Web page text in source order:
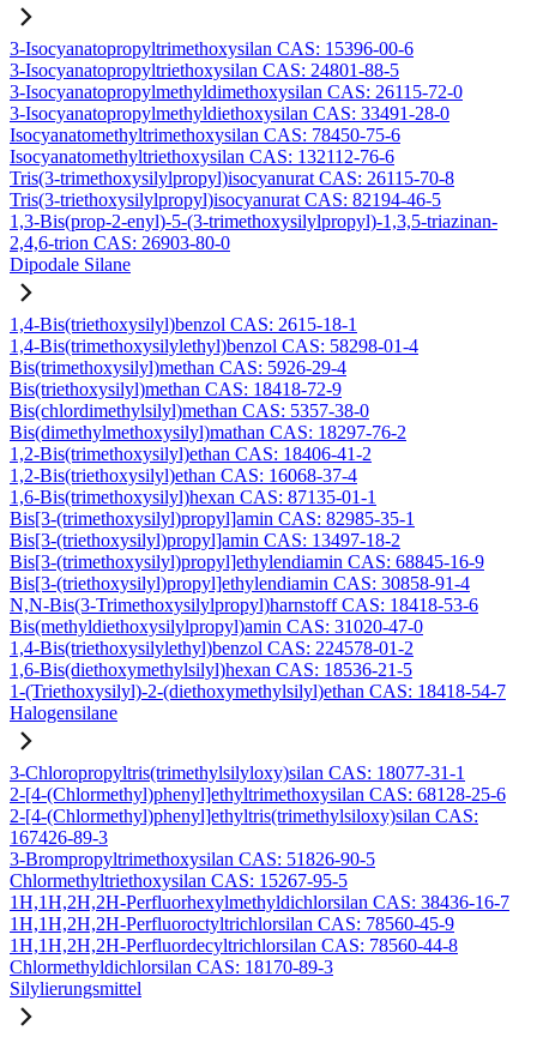
3-Isocyanatopropyltrimethoxysilan CAS: 15396-00-6
3-Isocyanatopropyltriethoxysilan CAS: 24801-88-5
3-Isocyanatopropylmethyldimethoxysilan CAS: 26115-72-0
3-Isocyanatopropylmethyldiethoxysilan CAS: 33491-28-0
Isocyanatomethyltrimethoxysilan CAS: 78450-75-6
Isocyanatomethyltriethoxysilan CAS: 132112-76-6
Tris(3-trimethoxysilylpropyl)isocyanurat CAS: 26115-70-8
Tris(3-triethoxysilylpropyl)isocyanurat CAS: 82194-46-5
1,3-Bis(prop-2-enyl)-5-(3-trimethoxysilylpropyl)-1,3,5-triazinan-
2,4,6-trion CAS: 26903-80-0
Dipodale Silane
1,4-Bis(triethoxysilyl)benzol CAS: 2615-18-1
1,4-Bis(trimethoxysilylethyl)benzol CAS: 58298-01-4
Bis(trimethoxysilyl)methan CAS: 5926-29-4
Bis(triethoxysilyl)methan CAS: 18418-72-9
Bis(chlordimethylsilyl)methan CAS: 5357-38-0
Bis(dimethylmethoxysilyl)mathan CAS: 18297-76-2
1,2-Bis(trimethoxysilyl)ethan CAS: 18406-41-2
1,2-Bis(triethoxysilyl)ethan CAS: 16068-37-4
1,6-Bis(trimethoxysilyl)hexan CAS: 87135-01-1
Bis[3-(trimethoxysilyl)propyl]amin CAS: 82985-35-1
Bis[3-(triethoxysilyl)propyl]amin CAS: 13497-18-2
Bis[3-(trimethoxysilyl)propyl]ethylendiamin CAS: 68845-16-9
Bis[3-(triethoxysilyl)propyl]ethylendiamin CAS: 30858-91-4
N,N-Bis(3-Trimethoxysilylpropyl)harnstoff CAS: 18418-53-6
Bis(methyldiethoxysilylpropyl)amin CAS: 31020-47-0
1,4-Bis(triethoxysilylethyl)benzol CAS: 224578-01-2
1,6-Bis(diethoxymethylsilyl)hexan CAS: 18536-21-5
1-(Triethoxysilyl)-2-(diethoxymethylsilyl)ethan CAS: 18418-54-7
Halogensilane
3-Chloropropyltris(trimethylsilyloxy)silan CAS: 18077-31-1
2-[4-(Chlormethyl)phenyl]ethyltrimethoxysilan CAS: 68128-25-6
2-[4-(Chlormethyl)phenyl]ethyltris(trimethylsiloxy)silan CAS:
167426-89-3
3-Brompropyltrimethoxysilan CAS: 51826-90-5
Chlormethyltriethoxysilan CAS: 15267-95-5
1H,1H,2H,2H-Perfluorhexylmethyldichlorsilan CAS: 38436-16-7
1H,1H,2H,2H-Perfluoroctyltrichlorsilan CAS: 78560-45-9
1H,1H,2H,2H-Perfluordecyltrichlorsilan CAS: 78560-44-8
Chlormethyldichlorsilan CAS: 18170-89-3
Silylierungsmittel